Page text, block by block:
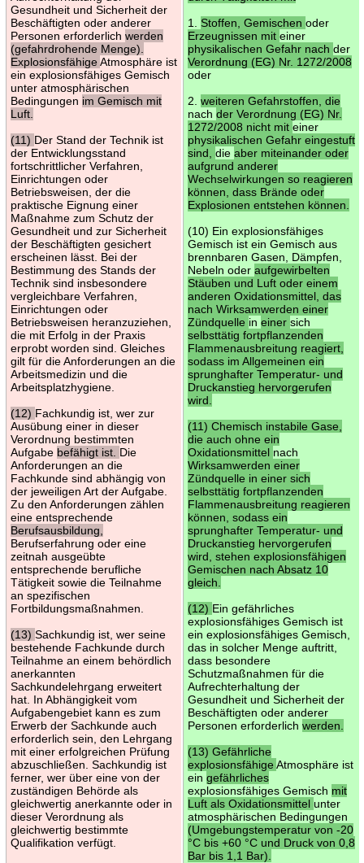
Gesundheit und Sicherheit der
Beschäftigten oder anderer
Personen erforderlich werden
(gefahrdrohende Menge).
ExplosionsfähigeAtmosphäre ist
ein explosionsfähiges Gemisch
unter atmosphärischen
Bedingungen im Gemisch mit
Luft.
(11) Der Stand der Technik ist
der Entwicklungsstand
fortschrittlicher Verfahren,
Einrichtungen oder
Betriebsweisen, der die
praktische Eignung einer
Maßnahme zum Schutz der
Gesundheit und zur Sicherheit
der Beschäftigten gesichert
erscheinen lässt. Bei der
Bestimmung des Stands der
Technik sind insbesondere
vergleichbare Verfahren,
Einrichtungen oder
Betriebsweisen heranzuziehen,
die mit Erfolg in der Praxis
erprobt worden sind. Gleiches
gilt für die Anforderungen an die
Arbeitsmedizin und die
Arbeitsplatzhygiene.
(12) Fachkundig ist, wer zur
Ausübung einer in dieser
Verordnung bestimmten
Aufgabe befähigt ist. Die
Anforderungen an die
Fachkunde sind abhängig von
der jeweiligen Art der Aufgabe.
Zu den Anforderungen zählen
eine entsprechende
Berufsausbildung,
Berufserfahrung oder eine
zeitnah ausgeübte
entsprechende berufliche
Tätigkeit sowie die Teilnahme
an spezifischen
Fortbildungsmaßnahmen.
(13) Sachkundig ist, wer seine
bestehende Fachkunde durch
Teilnahme an einem behördlich
anerkannten
Sachkundelehrgang erweitert
hat. In Abhängigkeit vom
Aufgabengebiet kann es zum
Erwerb der Sachkunde auch
erforderlich sein, den Lehrgang
mit einer erfolgreichen Prüfung
abzuschließen. Sachkundig ist
ferner, wer über eine von der
zuständigen Behörde als
gleichwertig anerkannte oder in
dieser Verordnung als
gleichwertig bestimmte
Qualifikation verfügt.
1. Stoffen, Gemischen oder
Erzeugnissen mit einer
physikalischen Gefahr nach der
Verordnung (EG) Nr. 1272/2008
oder
2. weiteren Gefahrstoffen, die
nach der Verordnung (EG) Nr.
1272/2008 nicht mit einer
physikalischen Gefahr eingestuft
sind, die aber miteinander oder
aufgrund anderer
Wechselwirkungen so reagieren
können, dass Brände oder
Explosionen entstehen können.
(10) Ein explosionsfähiges
Gemisch ist ein Gemisch aus
brennbaren Gasen, Dämpfen,
Nebeln oder aufgewirbelten
Stäuben und Luft oder einem
anderen Oxidationsmittel, das
nach Wirksamwerden einer
Zündquelle in einer sich
selbsttätig fortpflanzenden
Flammenausbreitung reagiert,
sodass im Allgemeinen ein
sprunghafter Temperatur- und
Druckanstieg hervorgerufen
wird.
(11) Chemisch instabile Gase,
die auch ohne ein
Oxidationsmittel nach
Wirksamwerden einer
Zündquelle in einer sich
selbsttätig fortpflanzenden
Flammenausbreitung reagieren
können, sodass ein
sprunghafter Temperatur- und
Druckanstieg hervorgerufen
wird, stehen explosionsfähigen
Gemischen nach Absatz 10
gleich.
(12) Ein gefährliches
explosionsfähiges Gemisch ist
ein explosionsfähiges Gemisch,
das in solcher Menge auftritt,
dass besondere
Schutzmaßnahmen für die
Aufrechterhaltung der
Gesundheit und Sicherheit der
Beschäftigten oder anderer
Personen erforderlich werden.
(13) Gefährliche
explosionsfähigeAtmosphäre ist
ein gefährliches
explosionsfähiges Gemisch mit
Luft als Oxidationsmittel unter
atmosphärischen Bedingungen
(Umgebungstemperatur von -20
°C bis +60 °C und Druck von 0,8
Bar bis 1,1 Bar).